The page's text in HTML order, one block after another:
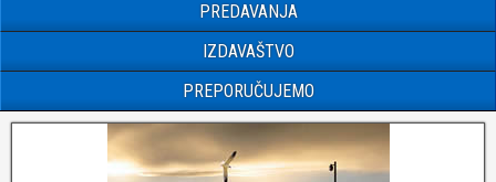
PREDAVANJA
IZDAVAŠTVO
PREPORUČUJEMO